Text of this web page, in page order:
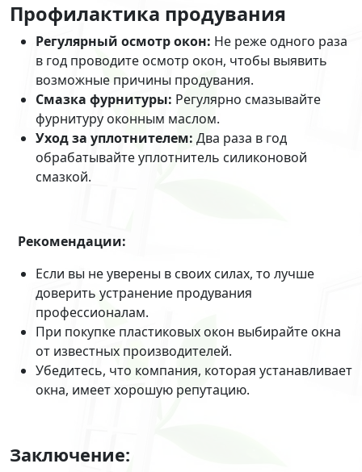
Профилактика продувания
Регулярный осмотр окон: Не реже одного раза
в год проводите осмотр окон, чтобы выявить
возможные причины продувания.
Смазка фурнитуры: Регулярно смазывайте
фурнитуру оконным маслом.
Уход за уплотнителем: Два раза в год
обрабатывайте уплотнитель силиконовой
смазкой.
Рекомендации:
Если вы не уверены в своих силах, то лучше
доверить устранение продувания
профессионалам.
При покупке пластиковых окон выбирайте окна
от известных производителей.
Убедитесь, что компания, которая устанавливает
окна, имеет хорошую репутацию.
Заключение: